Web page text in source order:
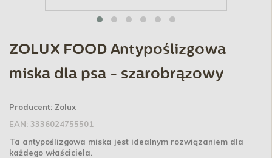
ZOLUX FOOD Antypoślizgowa
miska dla psa - szarobrązowy
Producent: Zolux
EAN: 3336024755501
Ta antypoślizgowa miska jest idealnym rozwiązaniem dla
każdego właściciela.